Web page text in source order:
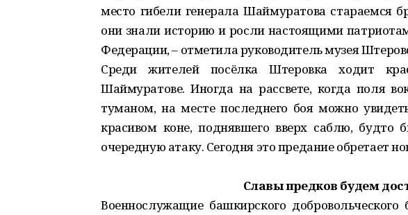
место гибели генерала Шаймуратова стараемся
они знали историю и росли настоящими
Федерации, – отметила руководитель музея
Среди жителей посёлка Штеровка ходит
Шаймуратове. Иногда на рассвете, когда поля
туманом, на месте последнего боя можно
красивом коне, поднявшего вверх саблю, будто
очередную атаку. Сегодня это предание обретает
Славы предков будем
Военнослужащие башкирского